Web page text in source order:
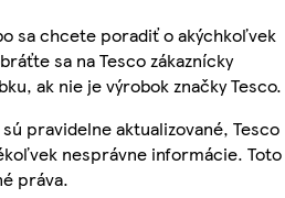
sa chcete poradiť o akýchkoľvek
sa na Tesco zákaznícky
ak nie je výrobok značky Tesco.
pravidelne aktualizované, Tesco
nesprávne informácie. Toto
práva.